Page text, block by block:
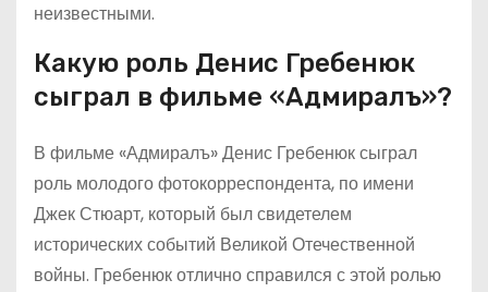
неизвестными.
Какую роль Денис Гребенюк
сыграл в фильме «Адмиралъ»?
В фильме «Адмиралъ» Денис Гребенюк сыграл
роль молодого фотокорреспондента, по имени
Джек Стюарт, который был свидетелем
исторических событий Великой Отечественной
войны. Гребенюк отлично справился с этой ролью